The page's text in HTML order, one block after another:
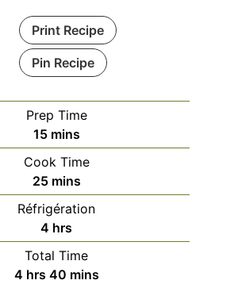
Print Recipe
Pin Recipe
Prep Time
15minutes
mins
Cook Time
25minutes
mins
Réfrigération
4 hours
hrs
Total Time
4hours
hrs 40minutes
mins